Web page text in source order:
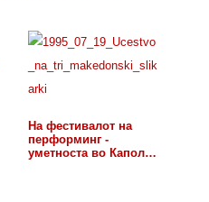
На фестивалот на
перформинг -
уметноста во Каполч,